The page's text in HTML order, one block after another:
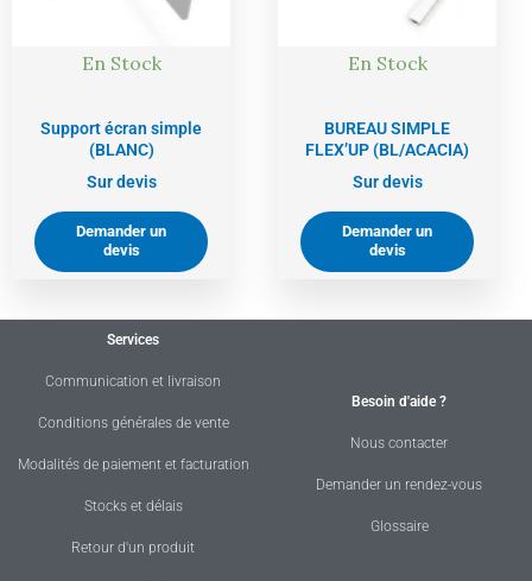
En Stock
Support écran simple
(BLANC)
Sur devis
Demander un
devis
En Stock
BUREAU SIMPLE
FLEX’UP (BL/ACACIA)
Sur devis
Demander un
devis
Services
Communication et livraison
Conditions générales de vente
Modalités de paiement et facturation
Stocks et délais
Retour d'un produit
Besoin d'aide ?
Nous contacter
Demander un rendez-vous
Glossaire